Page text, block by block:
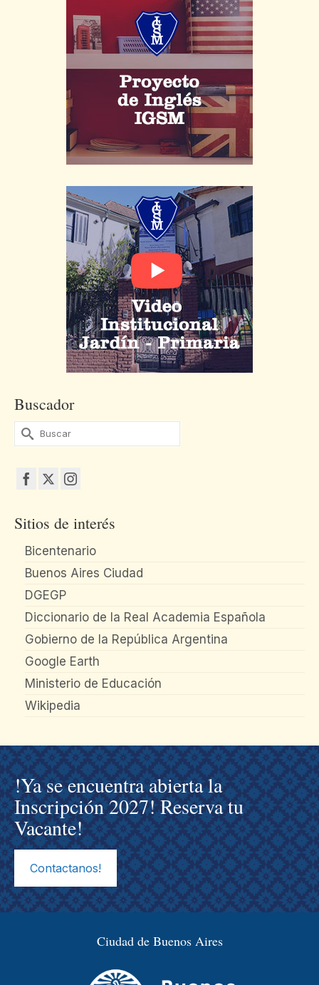
Buscador
Buscar
por:
Sitios de interés
Bicentenario
Buenos Aires Ciudad
DGEGP
Diccionario de la Real Academia Española
Gobierno de la República Argentina
Google Earth
Ministerio de Educación
Wikipedia
!Ya se encuentra abierta la
Inscripción 2027! Reserva tu
Vacante!
Contactanos!
Ciudad de Buenos Aires